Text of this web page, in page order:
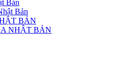
Bản
Bản
BẢN
NHẬT BẢN